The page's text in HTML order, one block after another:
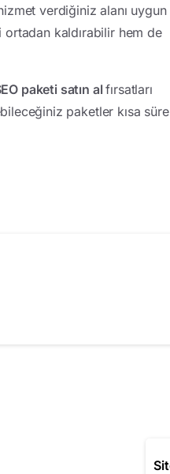
verdiğiniz alanı uygun
kaldırabilir hem de
paketi satın alfırsatları
paketler kısa süre